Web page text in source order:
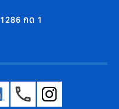
1286 กด 1